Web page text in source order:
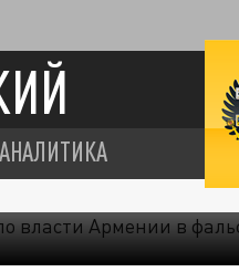
АНАЛИТИКА